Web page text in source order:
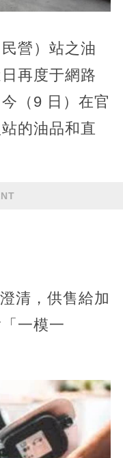
營）站之油
再度于網路
（9 日）在官
的油品和直
清，供售給加
一模一